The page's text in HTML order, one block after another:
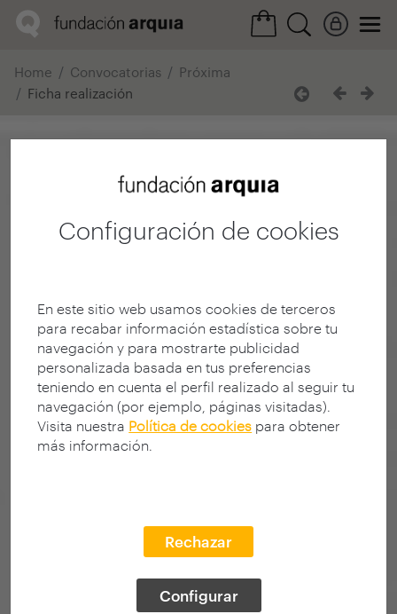
Configuración de cookies
En este sitio web usamos cookies de terceros
para recabar información estadística sobre tu
navegación y para mostrarte publicidad
personalizada basada en tus preferencias
teniendo en cuenta el perfil realizado al seguir tu
navegación (por ejemplo, páginas visitadas).
Visita nuestra Política de cookies para obtener
más información.
Rechazar
Configurar
Home Convocatorias
Próxima
Ficha realización